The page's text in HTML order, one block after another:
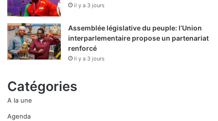
il y a 3 jours
Assemblée législative du peuple: l’Union
interparlementaire propose un partenariat
renforcé
il y a 3 jours
Catégories
A la une
Agenda